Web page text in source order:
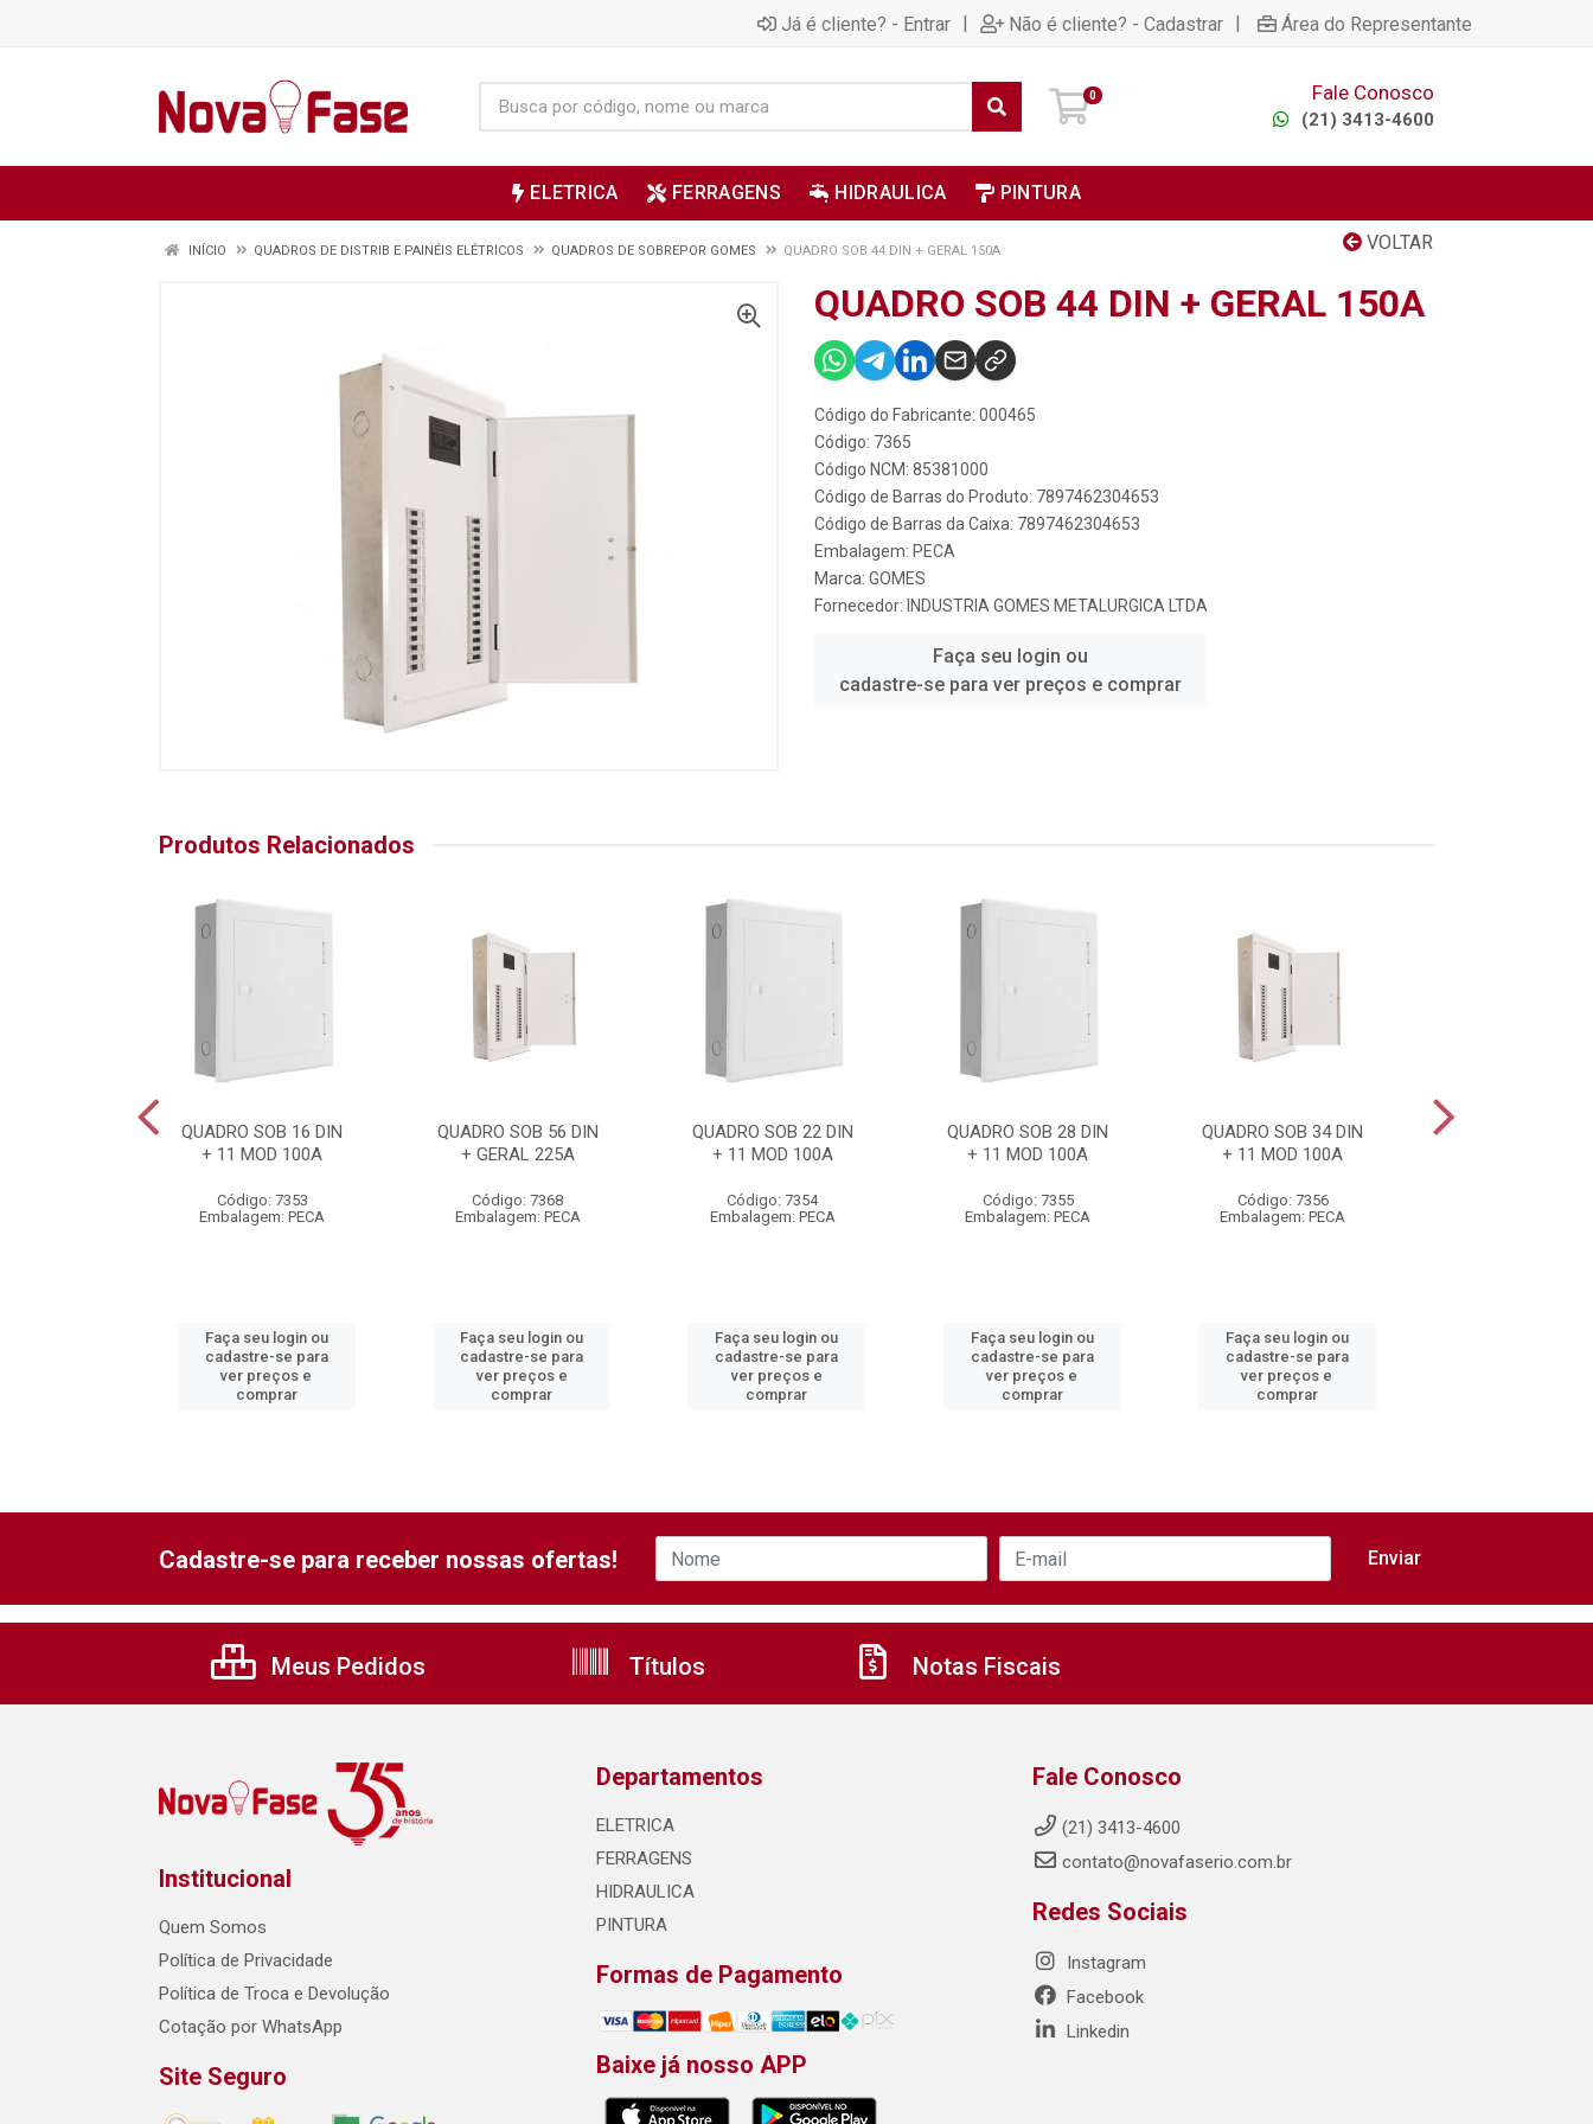
Já é cliente? - Entrar | Não é cliente? - Cadastrar | Área do Representante
0 Fale Conosco
(21) 3413-4600
ELETRICA FERRAGENS HIDRAULICA PINTURA
VOLTAR
INÍCIO QUADROS DE DISTRIB E PAINÉIS ELÉTRICOS QUADROS DE SOBREPOR GOMES QUADRO SOB 44 DIN + GERAL 150A
QUADRO SOB 44 DIN + GERAL 150A
Código do Fabricante: 000465
Código: 7365
Código NCM: 85381000
Código de Barras do Produto: 7897462304653
Código de Barras da Caixa: 7897462304653
Embalagem: PECA
Marca: GOMES
Fornecedor: INDUSTRIA GOMES METALURGICA LTDA
Faça seu login ou
cadastre-se para ver preços e comprar
Produtos Relacionados
QUADRO SOB 16 DIN
+ 11 MOD 100A
Código: 7353
Embalagem: PECA
Faça seu login ou
cadastre-se para
ver preços e
comprar
QUADRO SOB 56 DIN
+ GERAL 225A
Código: 7368
Embalagem: PECA
Faça seu login ou
cadastre-se para
ver preços e
comprar
QUADRO SOB 22 DIN
+ 11 MOD 100A
Código: 7354
Embalagem: PECA
Faça seu login ou
cadastre-se para
ver preços e
comprar
QUADRO SOB 28 DIN
+ 11 MOD 100A
Código: 7355
Embalagem: PECA
Faça seu login ou
cadastre-se para
ver preços e
comprar
QUADRO SOB 34 DIN
+ 11 MOD 100A
Código: 7356
Embalagem: PECA
Faça seu login ou
cadastre-se para
ver preços e
comprar
Cadastre-se para receber nossas ofertas!
Meus Pedidos Títulos Notas Fiscais
Institucional
Quem Somos
Política de Privacidade
Política de Troca e Devolução
Cotação por WhatsApp
Site Seguro
Departamentos
ELETRICA
FERRAGENS
HIDRAULICA
PINTURA
Formas de Pagamento
Baixe já nosso APP
Fale Conosco
(21) 3413-4600
contato@novafaserio.com.br
Redes Sociais
Instagram
Facebook
Linkedin